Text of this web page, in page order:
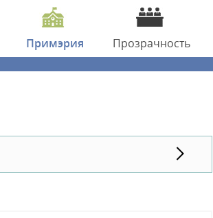
Примэрия Прозрачность